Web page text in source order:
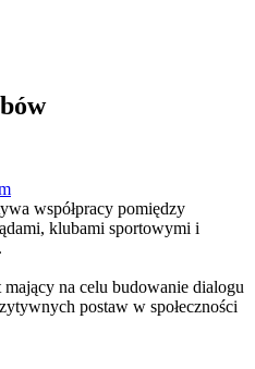
współpracy pomiędzy
klubami sportowymi i
na celu budowanie dialogu
postaw w społeczności